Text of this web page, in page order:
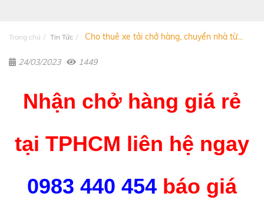
Trang chủ Tin Tức Cho thuê xe tải chở hàng, chuyển nhà từ...
24/03/2023 1449
Nhận chở hàng giá rẻ
tại TPHCM liên hệ ngay
0983 440 454 báo giá